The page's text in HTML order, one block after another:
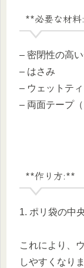
**必要な材
– 密閉性の高
– はさみ
– ウェットテ
– 両面テープ
**作り方:**
1. ポリ袋の中
これにより、
しやすくなりま